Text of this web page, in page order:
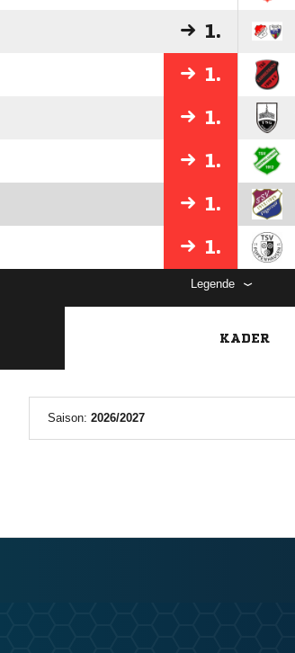
1.
1.
1.
1.
1.
1.
Legende
KADER
Saison: 2026/2027